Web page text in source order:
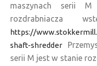
maszynach serii M
rozdrabniacza
https://
shaft-shredder
serii M jest w stanie